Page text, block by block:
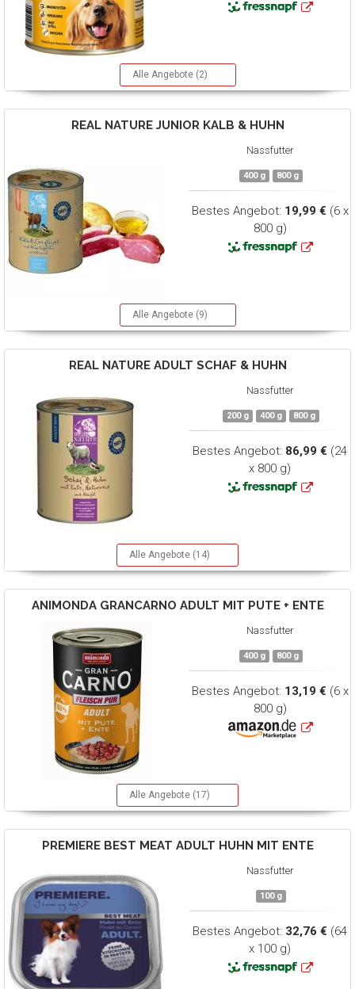
Alle Angebote (2)
REAL NATUREJUNIOR KALB & HUHN
Nassfutter
400 g 800 g
Bestes Angebot: 19,99 € (6 x
800 g)
Alle Angebote (9)
REAL NATUREADULT SCHAF & HUHN
Nassfutter
200 g 400 g 800 g
Bestes Angebot: 86,99 € (24
x 800 g)
Alle Angebote (14)
ANIMONDAGRANCARNO ADULT MIT PUTE + ENTE
Nassfutter
400 g 800 g
Bestes Angebot: 13,19 € (6 x
800 g)
Alle Angebote (17)
PREMIEREBEST MEAT ADULT HUHN MIT ENTE
Nassfutter
100 g
Bestes Angebot: 32,76 € (64
x 100 g)